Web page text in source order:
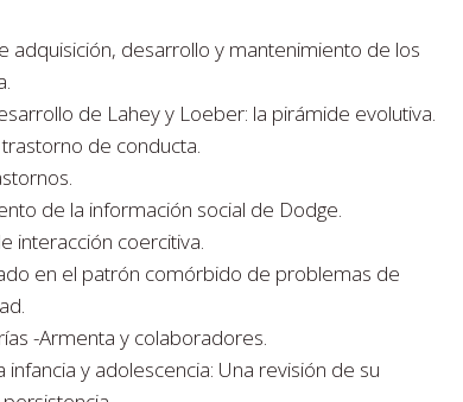
adquisición, desarrollo y mantenimiento de los
de Lahey y Loeber: la pirámide evolutiva.
de conducta.
de la información social de Dodge.
interacción coercitiva.
en el patrón comórbido de problemas de
-Armenta y colaboradores.
y adolescencia: Una revisión de su